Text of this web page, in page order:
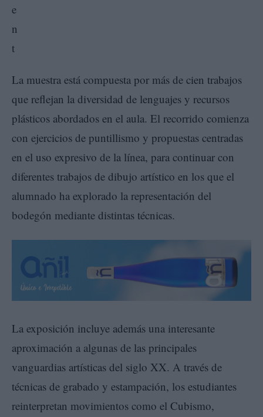
La muestra está compuesta por más de cien trabajos
que reflejan la diversidad de lenguajes y recursos
plásticos abordados en el aula. El recorrido comienza
con ejercicios de puntillismo y propuestas centradas
en el uso expresivo de la línea, para continuar con
diferentes trabajos de dibujo artístico en los que el
alumnado ha explorado la representación del
bodegón mediante distintas técnicas.
La exposición incluye además una interesante
aproximación a algunas de las principales
vanguardias artísticas del siglo XX. A través de
técnicas de grabado y estampación, los estudiantes
reinterpretan movimientos como el Cubismo,